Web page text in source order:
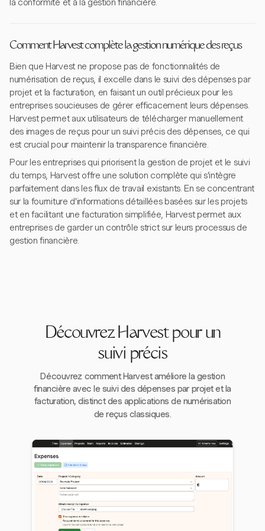
la conformité et à la gestion financière.
Comment Harvest complète la gestion numérique des reçus
Bien que Harvest ne propose pas de fonctionnalités de
numérisation de reçus, il excelle dans le suivi des dépenses par
projet et la facturation, en faisant un outil précieux pour les
entreprises soucieuses de gérer efficacement leurs dépenses.
Harvest permet aux utilisateurs de télécharger manuellement
des images de reçus pour un suivi précis des dépenses, ce qui
est crucial pour maintenir la transparence financière.
Pour les entreprises qui priorisent la gestion de projet et le suivi
du temps, Harvest offre une solution complète qui s'intègre
parfaitement dans les flux de travail existants. En se concentrant
sur la fourniture d'informations détaillées basées sur les projets
et en facilitant une facturation simplifiée, Harvest permet aux
entreprises de garder un contrôle strict sur leurs processus de
gestion financière.
Découvrez Harvest pour un
suivi précis
Découvrez comment Harvest améliore la gestion
financière avec le suivi des dépenses par projet et la
facturation, distinct des applications de numérisation
de reçus classiques.